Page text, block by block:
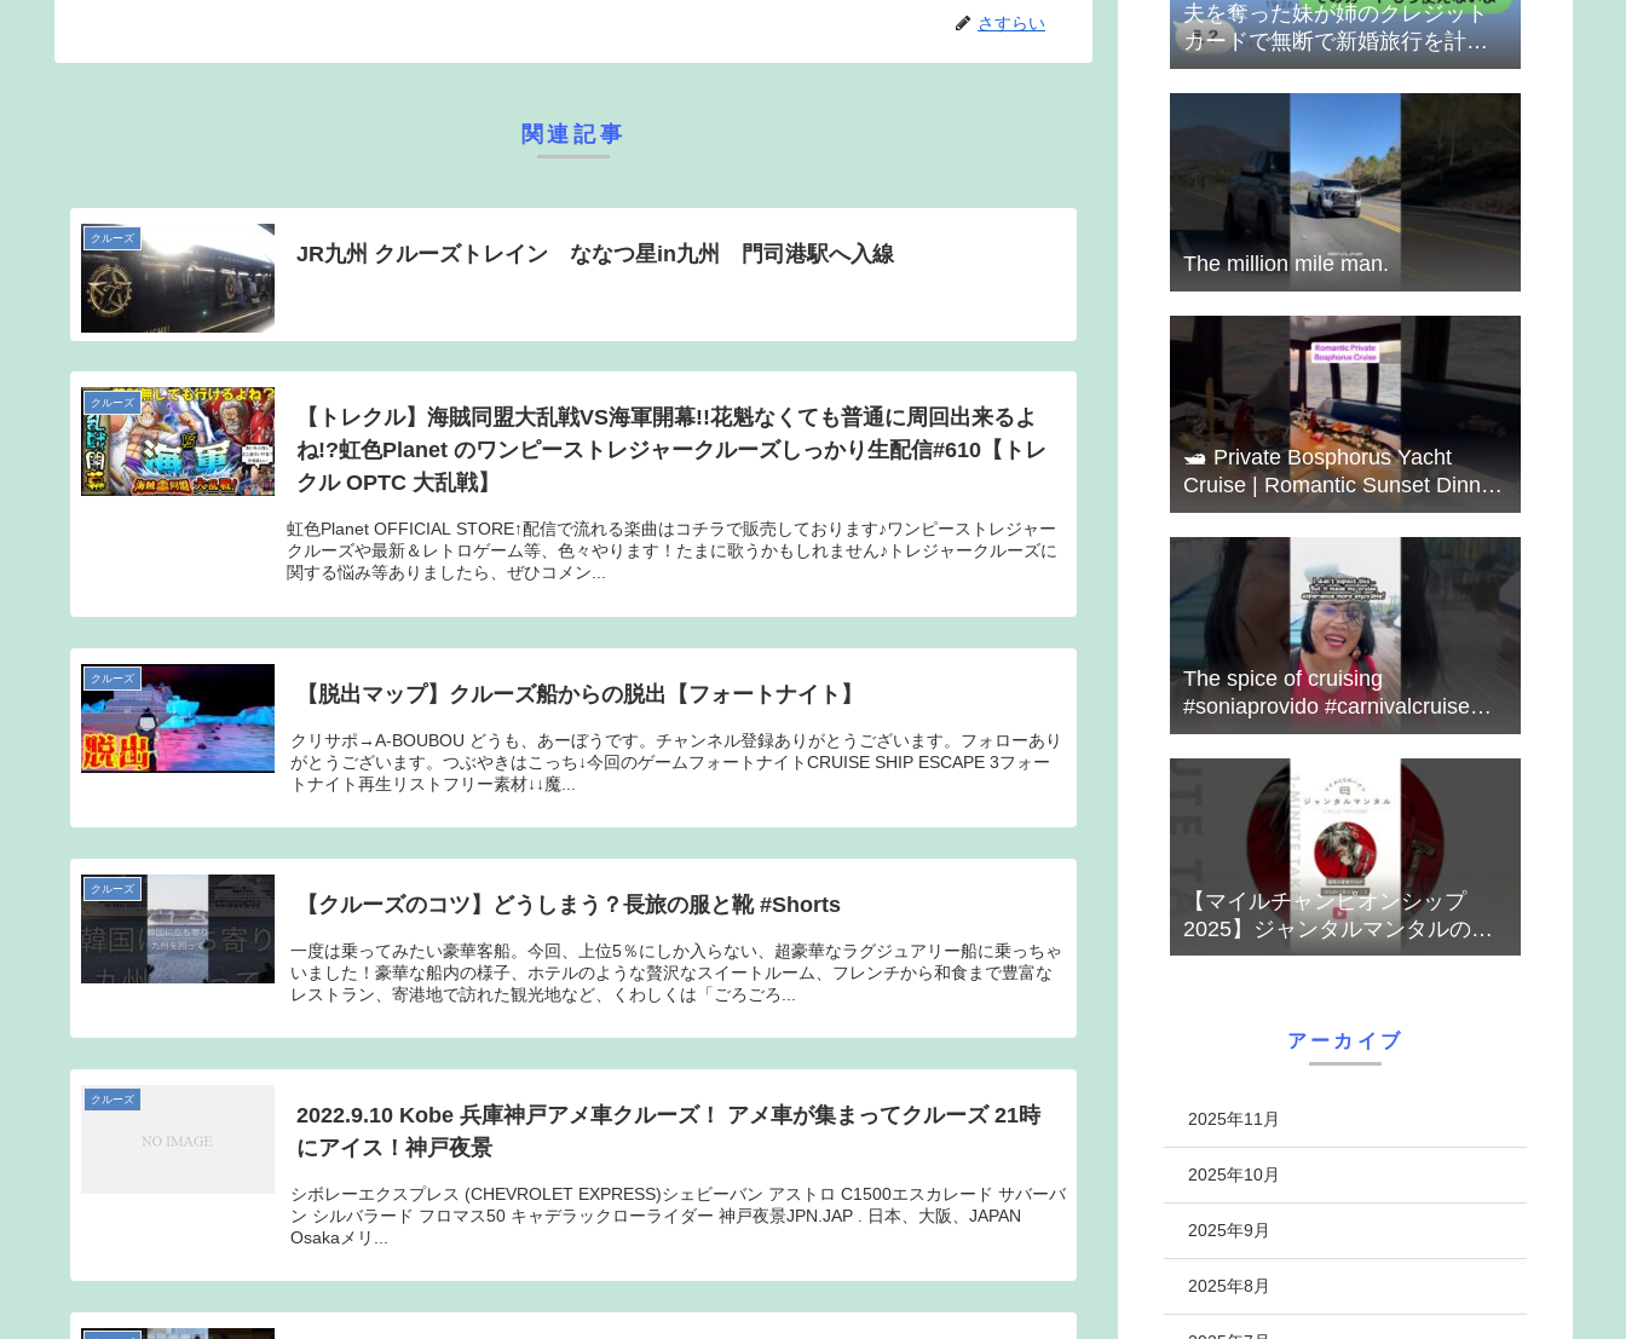
さすらい
関連記事
クルーズ
JR九州 クルーズトレイン ななつ星in九州 門司港駅へ入線
クルーズ
【トレクル】海賊同盟大乱戦VS海軍開幕!!花魁なくても普通に周回出来るよ
ね!?虹色Planet のワンピーストレジャークルーズしっかり生配信#610【トレ
クル OPTC 大乱戦】
虹色Planet OFFICIAL STORE↑配信で流れる楽曲はコチラで販売しております♪ワンピーストレジャー
クルーズや最新＆レトロゲーム等、色々やります！たまに歌うかもしれません♪トレジャークルーズに
関する悩み等ありましたら、ぜひコメン...
クルーズ
【脱出マップ】クルーズ船からの脱出【フォートナイト】
クリサポ→A-BOUBOU どうも、あーぼうです。チャンネル登録ありがとうございます。フォローあり
がとうございます。つぶやきはこっち↓今回のゲームフォートナイトCRUISE SHIP ESCAPE 3フォー
トナイト再生リストフリー素材↓↓魔...
クルーズ
【クルーズのコツ】どうしまう？長旅の服と靴 #Shorts
一度は乗ってみたい豪華客船。今回、上位5％にしか入らない、超豪華なラグジュアリー船に乗っちゃ
いました！豪華な船内の様子、ホテルのような贅沢なスイートルーム、フレンチから和食まで豊富な
レストラン、寄港地で訪れた観光地など、くわしくは「ごろごろ...
クルーズ
2022.9.10 Kobe 兵庫神戸アメ車クルーズ！ アメ車が集まってクルーズ 21時
にアイス！神戸夜景
シボレーエクスプレス (CHEVROLET EXPRESS)シェビーバン アストロ C1500エスカレード サバーバ
ン シルバラード フロマス50 キャデラックローライダー 神戸夜景JPN.JAP . 日本、大阪、JAPAN
Osakaメリ...
夫を奪った妹が姉のクレジット
カードで無断で新婚旅行を計画
→得意げな妹に「カードは解約
したから」と伝えた時の反応
が…ｗ
The million mile man.
🛥️ Private Bosphorus Yacht
Cruise | Romantic Sunset Dinner
on the Water 🇹🇷✨
The spice of cruising
#soniaprovido #carnivalcruise
#choosefun #adventure #cruise
#fun
【マイルチャンピオンシップ
2025】ジャンタルマンタルのハ
ナシ【1-MINUTE】#競馬
アーカイブ
2025年11月
2025年10月
2025年9月
2025年8月